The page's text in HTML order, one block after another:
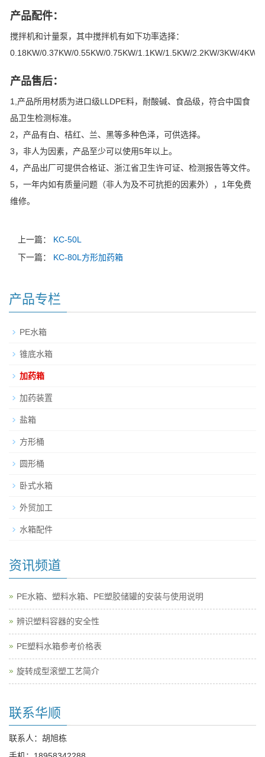
产品配件：
搅拌机和计量泵，其中搅拌机有如下功率选择：
0.18KW/0.37KW/0.55KW/0.75KW/1.1KW/1.5KW/2.2KW/3KW/4KW/
产品售后：
1,产品所用材质为进口级LLDPE料，耐酸碱、食品级，符合中国食
品卫生检测标准。
2，产品有白、桔红、兰、黑等多种色泽，可供选择。
3，非人为因素，产品至少可以使用5年以上。
4，产品出厂可提供合格证、浙江省卫生许可证、检测报告等文件。
5，一年内如有质量问题（非人为及不可抗拒的因素外），1年免费
维修。
上一篇：
KC-50L
下一篇：
KC-80L方形加药箱
产品专栏
PE水箱
锥底水箱
加药箱
加药装置
盐箱
方形桶
圆形桶
卧式水箱
外贸加工
水箱配件
资讯频道
PE水箱、塑料水箱、PE塑胶储罐的安装与使用说明
辨识塑料容器的安全性
PE塑料水箱参考价格表
旋转成型滚塑工艺简介
联系华顺
联系人：胡旭栋